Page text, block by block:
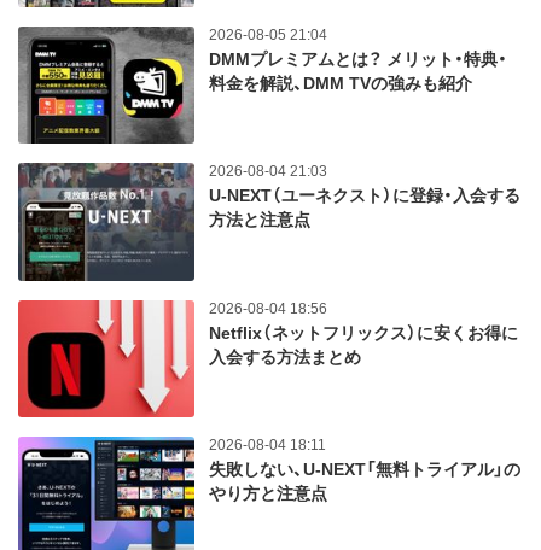
2026-08-05 21:04
DMMプレミアムとは？ メリット・特典・
料金を解説、DMM TVの強みも紹介
2026-08-04 21:03
U-NEXT（ユーネクスト）に登録・入会する
方法と注意点
2026-08-04 18:56
Netflix（ネットフリックス）に安くお得に
入会する方法まとめ
2026-08-04 18:11
失敗しない、U-NEXT「無料トライアル」の
やり方と注意点